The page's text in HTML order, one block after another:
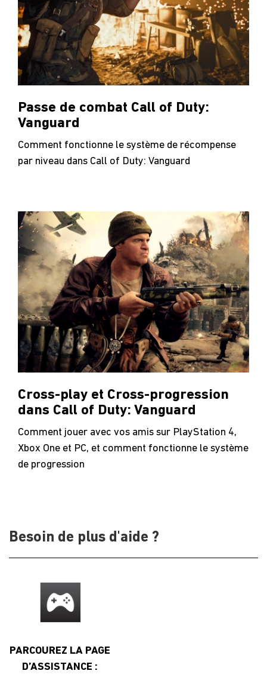
Passe de combat Call of Duty:
Vanguard
Comment fonctionne le système de récompense
par niveau dans Call of Duty: Vanguard
Cross-play et Cross-progression
dans Call of Duty: Vanguard
Comment jouer avec vos amis sur PlayStation 4,
Xbox One et PC, et comment fonctionne le système
de progression
Besoin de plus d'aide ?
PARCOUREZ LA PAGE
D’ASSISTANCE :